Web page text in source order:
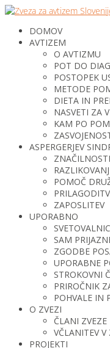
DOMOV
AVTIZEM
O AVTIZMU
POT DO
POSTOPEK
METODE
DIETA IN
NASVETI ZA
KAM PO
ASPERGERJEV
ZNAČILNOSTI
POMOČ
ZAPOSLITEV
UPORABNO
SAM
ZGODBE
UPORABNE
STROKOVNI
PRIROČNIK
POHVALE IN
O ZVEZI
ČLANI ZVEZE
VČLANITEV V
PROJEKTI